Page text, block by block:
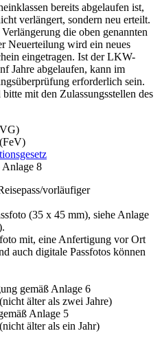
bereits abgelaufen ist,
verlängert, sondern neu erteilt.
die oben genannten
Neuerteilung wird ein neues
eingetragen. Ist der LKW-
Jahre abgelaufen, kann im
erforderlich sein.
mit den Zulassungsstellen des
Anlage 8
vorläufiger
(35 x 45 mm), siehe Anlage
mit, eine Anfertigung vor Ort
auch digitale Passfotos können
gemäß Anlage 6
älter als zwei Jahre)
Anlage 5
älter als ein Jahr)